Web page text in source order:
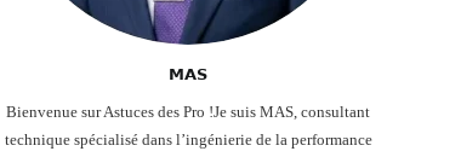
𝗠𝗔𝗦
Bienvenue sur Astuces des Pro !Je suis MAS, consultant
technique spécialisé dans l’ingénierie de la performance